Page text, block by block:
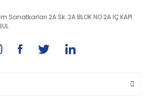
Sanatkarları 2A Sk. 2A BLOK NO:2A İÇ KAPI